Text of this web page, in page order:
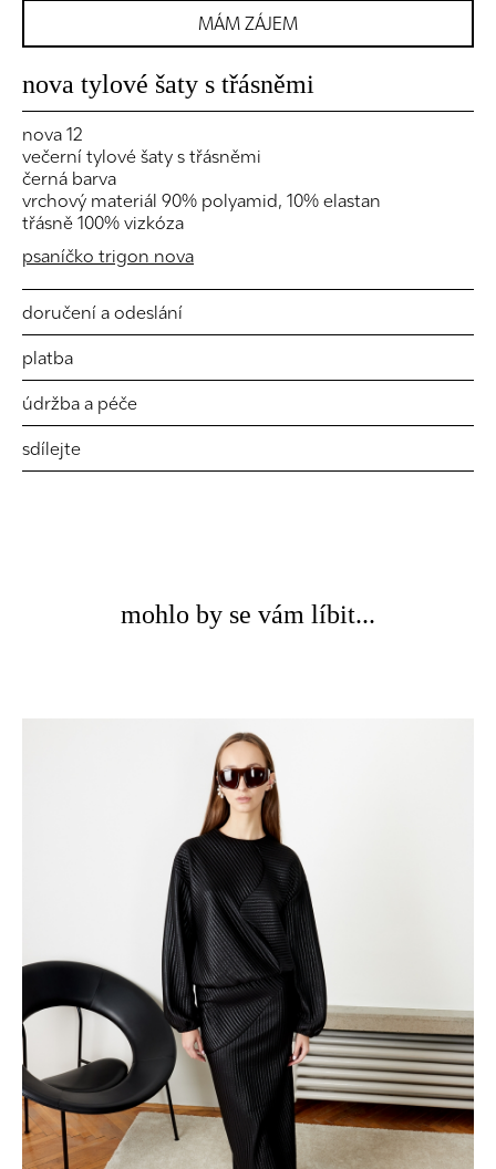
MÁM ZÁJEM
nova tylové šaty s třásněmi
nova 12
večerní tylové šaty s třásněmi
černá barva
vrchový materiál 90% polyamid, 10% elastan
třásně 100% vizkóza
psaníčko trigon nova
doručení a odeslání
platba
údržba a péče
sdílejte
mohlo by se vám líbit...